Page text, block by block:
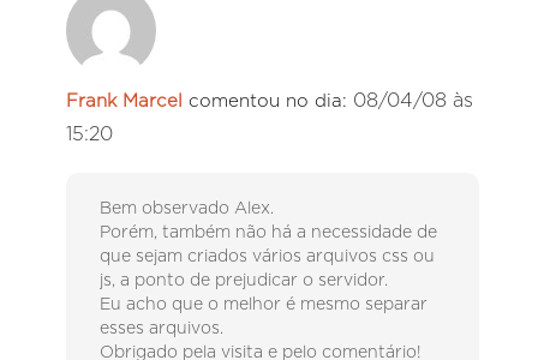
Frank Marcel comentou no dia: 08/04/08 às
15:20
Bem observado Alex.
Porém, também não há a necessidade de
que sejam criados vários arquivos css ou
js, a ponto de prejudicar o servidor.
Eu acho que o melhor é mesmo separar
esses arquivos.
Obrigado pela visita e pelo comentário!